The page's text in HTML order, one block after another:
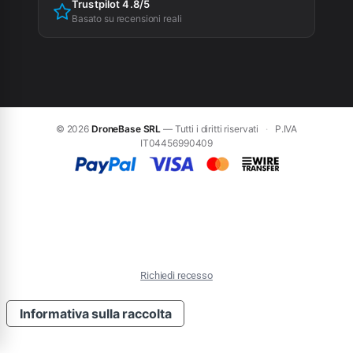
Trustpilot 4.8/5
Basato su recensioni reali
© 2026 DroneBase SRL — Tutti i diritti riservati ·
P.IVA
IT04456990409
Richiedi recesso
Informativa sulla raccolta